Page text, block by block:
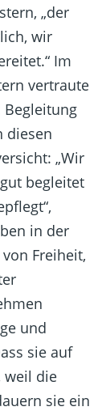
„der
wir
Im
vertraute
Begleitung
diesen
„Wir
begleitet
in der
Freiheit,
und
sie auf
weil die
sie ein